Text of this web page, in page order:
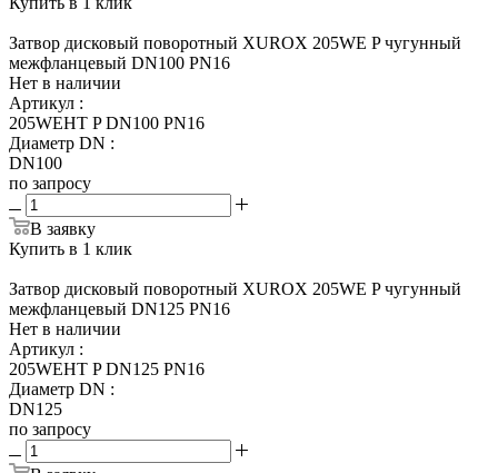
Затвор дисковый поворотный XUROX 205WE P чугунный
межфланцевый DN100 PN16
Нет в наличии
Артикул :
205WEHT P DN100 PN16
Диаметр DN :
DN100
по запросу
В заявку
Купить в 1 клик
Затвор дисковый поворотный XUROX 205WE P чугунный
межфланцевый DN125 PN16
Нет в наличии
Артикул :
205WEHT P DN125 PN16
Диаметр DN :
DN125
по запросу